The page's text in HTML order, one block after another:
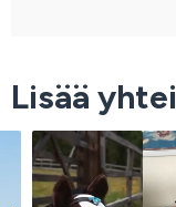
Lisää